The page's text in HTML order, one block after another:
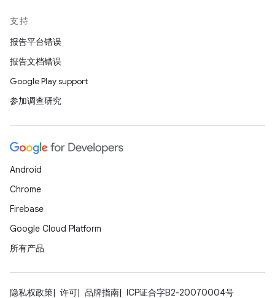
支持
报告平台错误
报告文档错误
Google Play support
参加调查研究
Android
Chrome
Firebase
Google Cloud Platform
所有产品
隐私权政策 许可 品牌指南
ICP证合字B2-20070004号